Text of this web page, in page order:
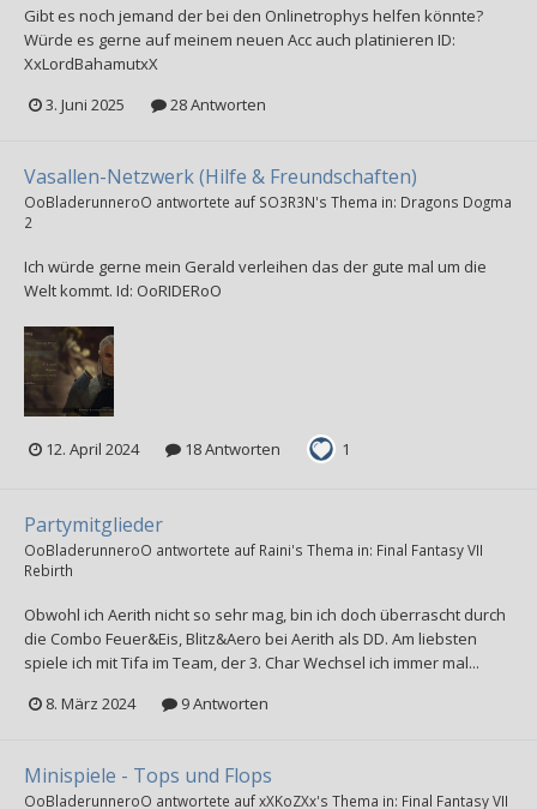
Gibt es noch jemand der bei den Onlinetrophys helfen könnte?
Würde es gerne auf meinem neuen Acc auch platinieren ID:
XxLordBahamutxX
3. Juni 2025
28 Antworten
Vasallen-Netzwerk (Hilfe & Freundschaften)
OoBladerunneroO antwortete auf SO3R3N's Thema in: Dragons Dogma
2
Ich würde gerne mein Gerald verleihen das der gute mal um die
Welt kommt. Id: OoRIDERoO
12. April 2024 18 Antworten 1
Partymitglieder
OoBladerunneroO antwortete auf Raini's Thema in: Final Fantasy VII
Rebirth
Obwohl ich Aerith nicht so sehr mag, bin ich doch überrascht durch
die Combo Feuer&Eis, Blitz&Aero bei Aerith als DD. Am liebsten
spiele ich mit Tifa im Team, der 3. Char Wechsel ich immer mal...
8. März 2024
9 Antworten
Minispiele - Tops und Flops
OoBladerunneroO antwortete aufxXKoZXx's Thema in: Final Fantasy VII